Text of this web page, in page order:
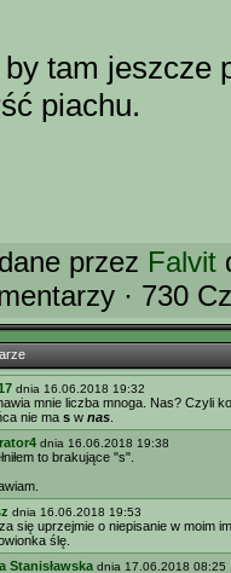
tam jeszcze
piachu.
przez Falvit
· 730
dnia 16.06.2018 19:32
mnie liczba mnoga. Nas? Czyli
nie ma s w nas
dnia 16.06.2018 19:38
to brakujące "s".
dnia 16.06.2018 19:53
się uprzejmie o niepisanie w moim
ślę.
Stanisławska dnia 17.06.2018 08:25